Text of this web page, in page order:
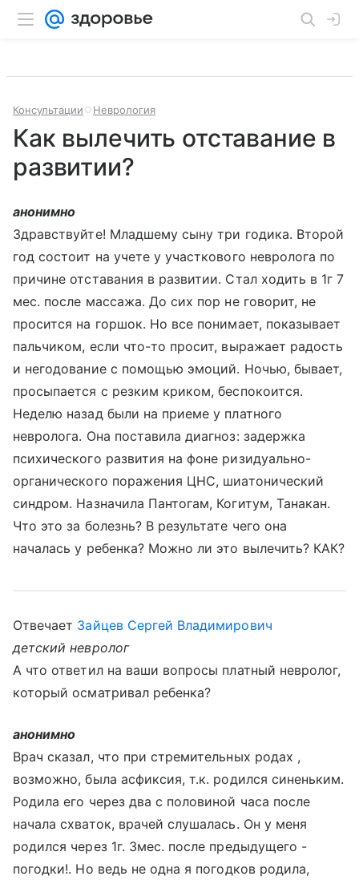
Консультации Неврология
Как вылечить отставание в
развитии?
анонимно
Здравствуйте! Младшему сыну три годика. Второй
год состоит на учете у участкового невролога по
причине отставания в развитии. Стал ходить в 1г 7
мес. после массажа. До сих пор не говорит, не
просится на горшок. Но все понимает, показывает
пальчиком, если что-то просит, выражает радость
и негодование с помощью эмоций. Ночью, бывает,
просыпается с резким криком, беспокоится.
Неделю назад были на приеме у платного
невролога. Она поставила диагноз: задержка
психического развития на фоне ризидуально-
органического поражения ЦНС, шиатонический
синдром. Назначила Пантогам, Когитум, Танакан.
Что это за болезнь? В результате чего она
началась у ребенка? Можно ли это вылечить? КАК?
Отвечает Зайцев Сергей Владимирович
детский невролог
А что ответил на ваши вопросы платный невролог,
который осматривал ребенка?
анонимно
Врач сказал, что при стремительных родах ,
возможно, была асфиксия, т.к. родился синеньким.
Родила его через два с половиной часа после
начала схваток, врачей слушалась. Он у меня
родился через 1г. 3мес. после предыдущего -
погодки!. Но ведь не одна я погодков родила,